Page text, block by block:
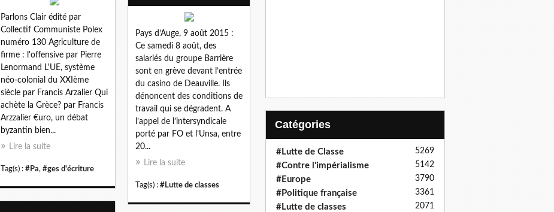
Parlons Clair édité par
Collectif Communiste Polex
numéro 130 Agriculture de
firme : l'offensive par Pierre
Lenormand L'UE, système
néo-colonial du XXIème
siècle par Francis Arzalier Qui
achète la Grèce? par Francis
Arzzalier €uro, un débat
byzantin bien...
Lire la suite
Tag(s) : #Pa, #ges d'écriture
Pays d’Auge, 9 août 2015 :
Ce samedi 8 août, des
salariés du groupe Barrière
sont en grève devant l’entrée
du casino de Deauville. Ils
dénoncent des conditions de
travail qui se dégradent. A
l’appel de l’intersyndicale
porté par FO et l’Unsa, entre
20...
Lire la suite
Tag(s) : #Lutte de classes
Catégories
#Lutte de Classe 5269
#Contre l'impérialisme 5142
#Europe 3790
#Politique française 3361
#Lutte de classes 2071